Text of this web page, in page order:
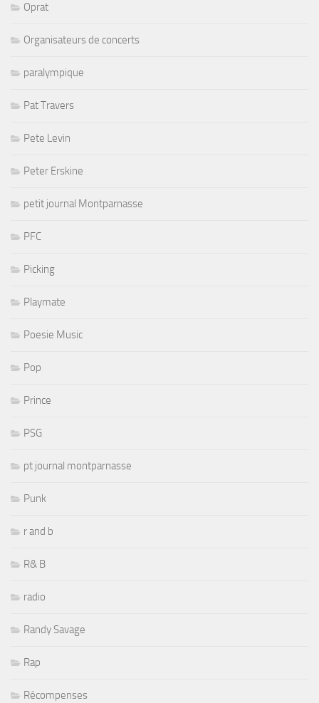
Oprat
Organisateurs de concerts
paralympique
Pat Travers
Pete Levin
Peter Erskine
petit journal Montparnasse
PFC
Picking
Playmate
Poesie Music
Pop
Prince
PSG
pt journal montparnasse
Punk
r and b
R& B
radio
Randy Savage
Rap
Récompenses